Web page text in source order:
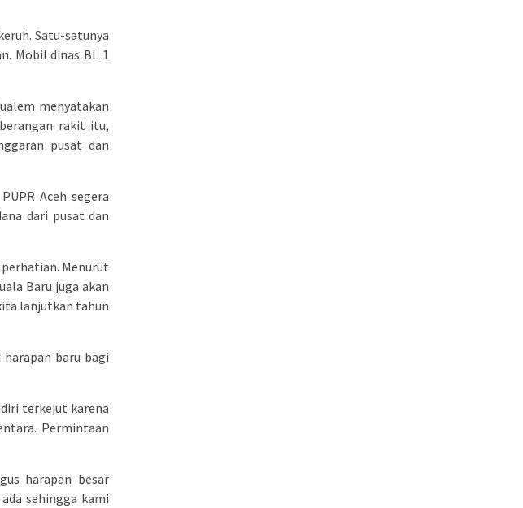
Satu-satunya
Mobil dinas BL 1
menyatakan
rakit itu,
pusat dan
Aceh segera
dari pusat dan
Menurut
Baru juga akan
lanjutkan tahun
baru bagi
terkejut karena
Permintaan
harapan besar
sehingga kami